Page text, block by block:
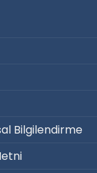
Bilgilendirme